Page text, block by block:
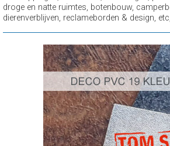
droge en natte ruimtes, botenbouw,
dierenverblijven, reclameborden & design,